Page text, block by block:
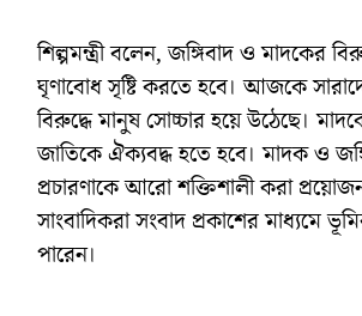
শিল্পমন্ত্রী বলেন, জঙ্গিবাদ ও মাদকের
ঘৃণাবোধ সৃষ্টি করতে হবে। আজকে
বিরুদ্ধে মানুষ সোচ্চার হয়ে উঠেছে।
জাতিকে ঐক্যবদ্ধ হতে হবে। মাদক ও
প্রচারণাকে আরো শক্তিশালী করা
সাংবাদিকরা সংবাদ প্রকাশের মাধ্যমে
পারেন।